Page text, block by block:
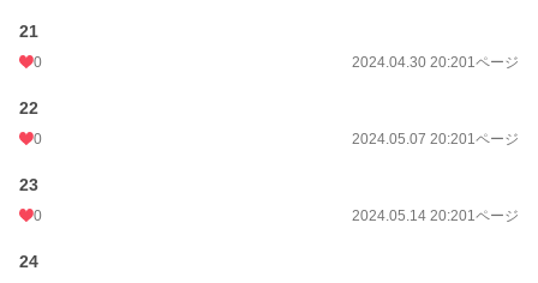
21
0 2024.04.30 20:201ページ
22
0 2024.05.07 20:201ページ
23
0 2024.05.14 20:201ページ
24